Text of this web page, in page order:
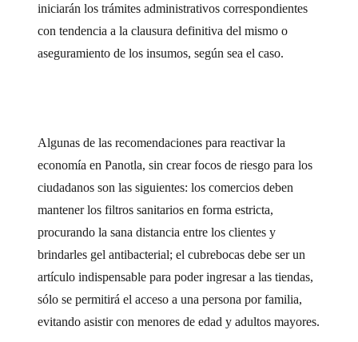
iniciarán los trámites administrativos correspondientes
con tendencia a la clausura definitiva del mismo o
aseguramiento de los insumos, según sea el caso.
Algunas de las recomendaciones para reactivar la
economía en Panotla, sin crear focos de riesgo para los
ciudadanos son las siguientes: los comercios deben
mantener los filtros sanitarios en forma estricta,
procurando la sana distancia entre los clientes y
brindarles gel antibacterial; el cubrebocas debe ser un
artículo indispensable para poder ingresar a las tiendas,
sólo se permitirá el acceso a una persona por familia,
evitando asistir con menores de edad y adultos mayores.